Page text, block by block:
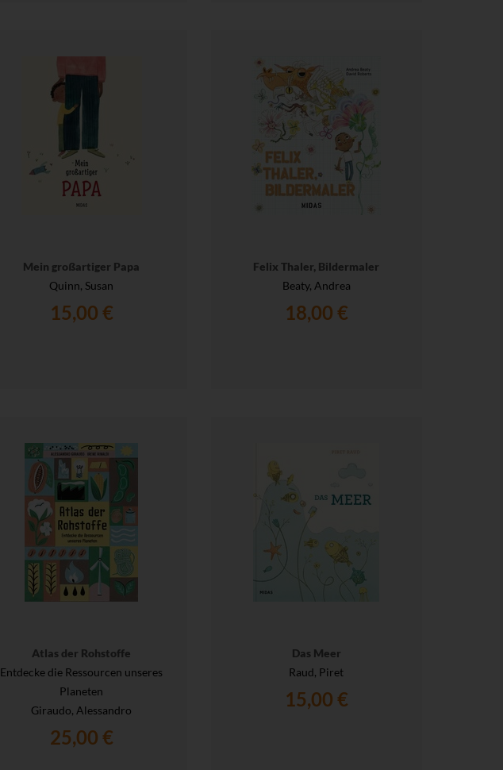
Mein großartiger Papa
Quinn, Susan
15,00 €
Felix Thaler, Bildermaler
Beaty, Andrea
18,00 €
Atlas der Rohstoffe
Entdecke die Ressourcen unseres
Planeten
Giraudo, Alessandro
25,00 €
Das Meer
Raud, Piret
15,00 €